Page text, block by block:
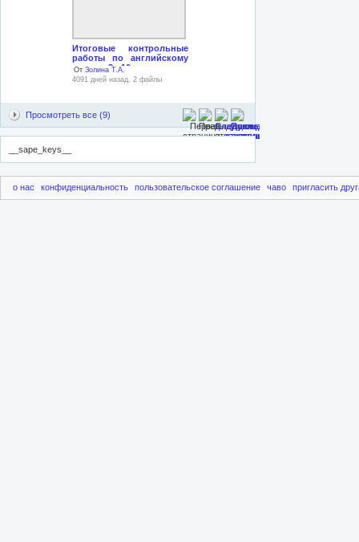
Итоговые контрольные
работы по английскому
языку в 8 - 10 классах
От Золина Т.А.
4091 дней назад, 2 файлы
Просмотреть все (9)
__sape_keys__
о нас конфиденциальность пользовательское соглашение чаво пригласить